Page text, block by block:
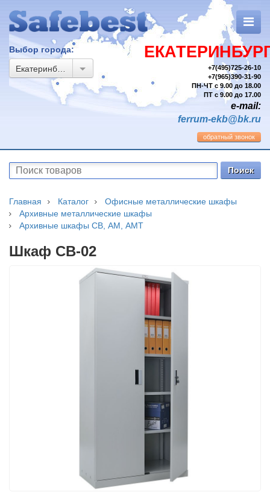
Выбор города:
+7(495)725-26-10
+7(965)390-31-90
ПН-ЧТ с 9.00 до 18.00
ПТ с 9.00 до 17.00
e-mail:
ferrum-ekb@bk.ru
обратный звонок
Главная Каталог
Офисные металлические шкафы
Архивные металлические шкафы
Архивные шкафы СВ, АМ, АМТ
Шкаф СВ-02